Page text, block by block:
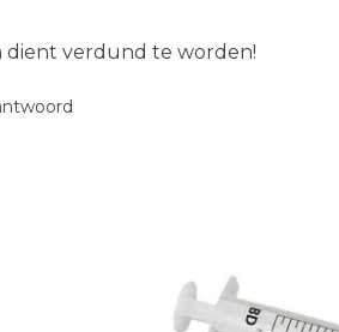
dient verdund te worden!